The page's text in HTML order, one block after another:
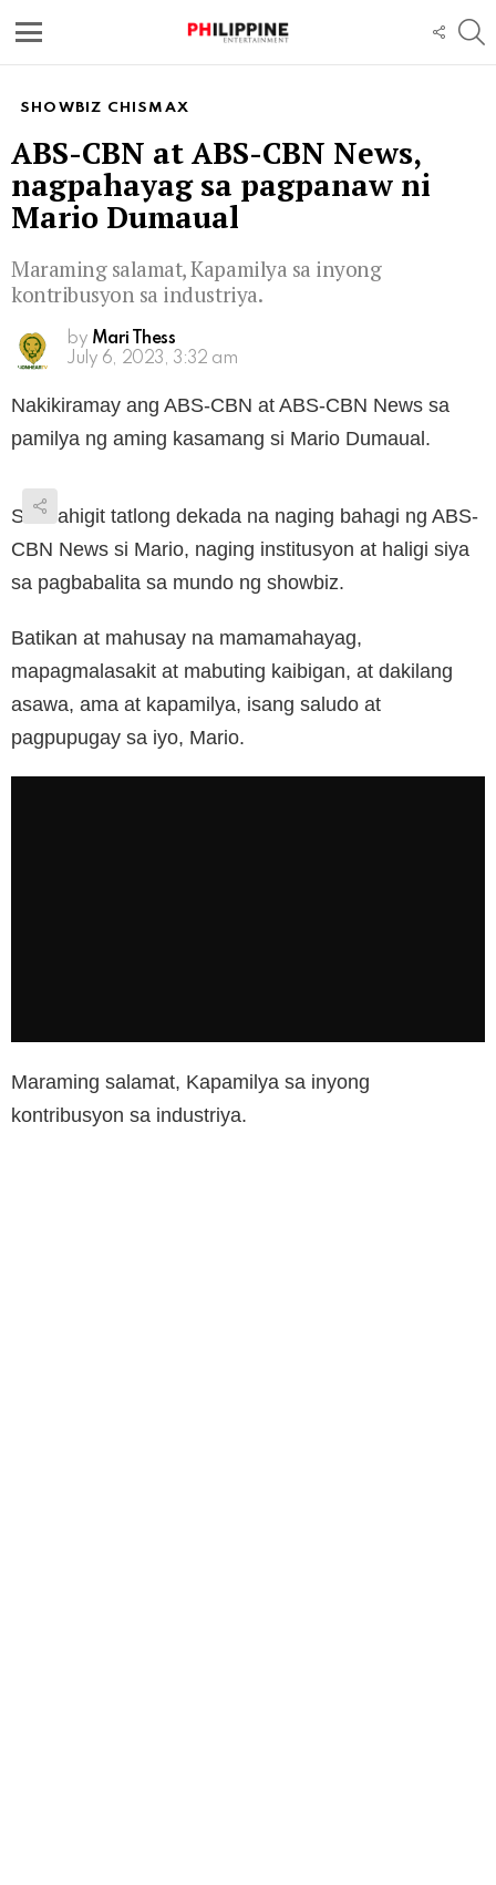
SHOWBIZ CHISMAX
ABS-CBN at ABS-CBN News,
nagpahayag sa pagpanaw ni
Mario Dumaual
Maraming salamat, Kapamilya sa inyong
kontribusyon sa industriya.
by Mari Thess
July 6, 2023, 3:32 am
Nakikiramay ang ABS-CBN at ABS-CBN News sa
pamilya ng aming kasamang si Mario Dumaual.
Sa mahigit tatlong dekada na naging bahagi ng ABS-
CBN News si Mario, naging institusyon at haligi siya
sa pagbabalita sa mundo ng showbiz.
Batikan at mahusay na mamamahayag,
mapagmalasakit at mabuting kaibigan, at dakilang
asawa, ama at kapamilya, isang saludo at
pagpupugay sa iyo, Mario.
Maraming salamat, Kapamilya sa inyong
kontribusyon sa industriya.